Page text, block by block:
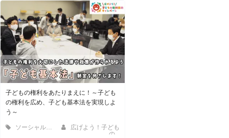
子どもの権利をあたりまえに！～子ども
の権利を広め、子ども基本法を実現しよ
う～
ソーシャルグッド
広げよう！子ども
の...